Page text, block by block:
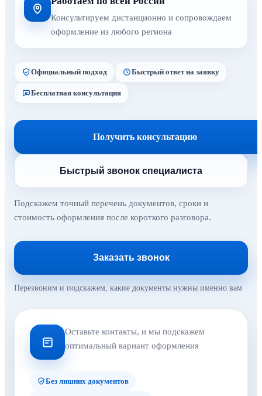
Консультируем дистанционно и сопровождаем
оформление из любого региона
Официальный подход Быстрый ответ на заявку
Бесплатная консультация
Получить консультацию
Быстрый звонок специалиста
Подскажем точный перечень документов, сроки и
стоимость оформления после короткого разговора.
Заказать звонок
Перезвоним и подскажем, какие документы нужны именно вам
Оставьте контакты, и мы подскажем
оптимальный вариант оформления
Без лишних документов